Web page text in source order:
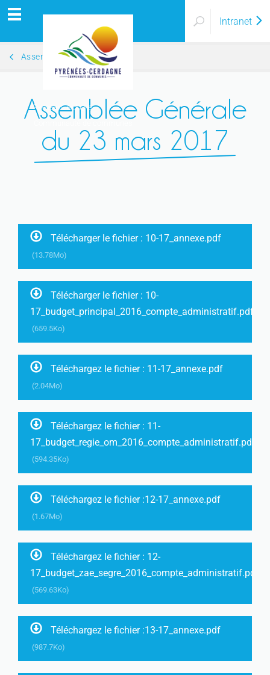
Pyrénées Cerdagne
Intranet
Assemblées Générales 2017
Assemblée Générale
du 23 mars 2017
Télécharger le fichier : 10-17_annexe.pdf
(13.78Mo)
Télécharger le fichier : 10-
17_budget_principal_2016_compte_administratif.pdf
(659.5Ko)
Téléchargez le fichier : 11-17_annexe.pdf
(2.04Mo)
Téléchargez le fichier : 11-
17_budget_regie_om_2016_compte_administratif.pdf
(594.35Ko)
Téléchargez le fichier :12-17_annexe.pdf
(1.67Mo)
Téléchargez le fichier : 12-
17_budget_zae_segre_2016_compte_administratif.pdf
(569.63Ko)
Téléchargez le fichier :13-17_annexe.pdf
(987.7Ko)